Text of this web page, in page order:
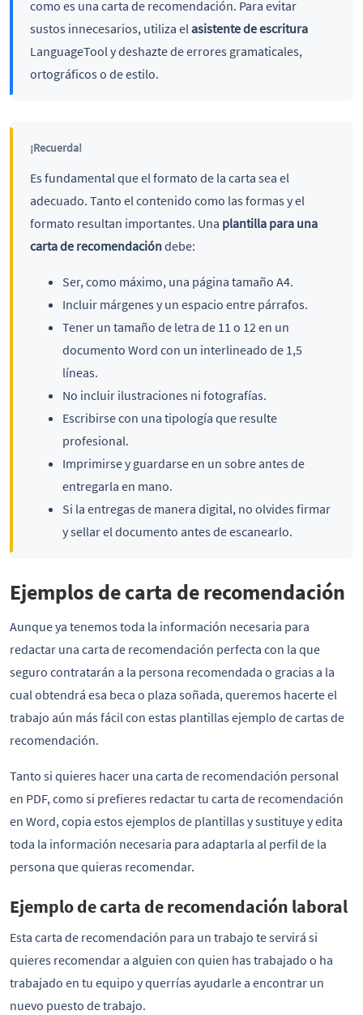
como es una carta de recomendación. Para evitar
sustos innecesarios, utiliza elasistente de escritura
LanguageTool y deshazte de errores gramaticales,
ortográficos o de estilo.
¡Recuerda!
Es fundamental que el formato de la carta sea el
adecuado. Tanto el contenido como las formas y el
formato resultan importantes. Una plantilla para una
carta de recomendacióndebe:
Ser, como máximo, una página tamaño A4.
Incluir márgenes y un espacio entre párrafos.
Tener un tamaño de letra de 11 o 12 en un
documento Word con un interlineado de 1,5
líneas.
No incluir ilustraciones ni fotografías.
Escribirse con una tipología que resulte
profesional.
Imprimirse y guardarse en un sobre antes de
entregarla en mano.
Si la entregas de manera digital, no olvides firmar
y sellar el documento antes de escanearlo.
Ejemplos de carta de recomendación
Aunque ya tenemos toda la información necesaria para
redactar una carta de recomendación perfecta con la que
seguro contratarán a la persona recomendada o gracias a la
cual obtendrá esa beca o plaza soñada, queremos hacerte el
trabajo aún más fácil con estas plantillas ejemplo de cartas de
recomendación.
Tanto si quieres hacer una carta de recomendación personal
en PDF, como si prefieres redactar tu carta de recomendación
en Word, copia estos ejemplos de plantillas y sustituye y edita
toda la información necesaria para adaptarla al perfil de la
persona que quieras recomendar.
Ejemplo de carta de recomendación laboral
Esta carta de recomendación para un trabajo te servirá si
quieres recomendar a alguien con quien has trabajado o ha
trabajado en tu equipo y querrías ayudarle a encontrar un
nuevo puesto de trabajo.